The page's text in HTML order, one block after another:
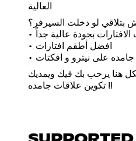
العالية
بتلاقي لو دخلت السيرفر؟
• أحدث الافتارات بجودة عالية جداً.
• افضل أطقم افتارات
جامده على نيترو و افكتات
هنا يرحب بك فيك ويمديك
تكوين علاقات جامده !!